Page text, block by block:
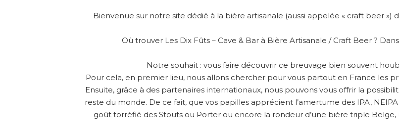
Bienvenue sur notre site dédié à la bière artisanale (aussi appelée « craft beer »)
Où trouver Les Dix Fûts – Cave & Bar à Bière Artisanale / Craft Beer ?
Notre souhait : vous faire découvrir ce breuvage bien souvent
Pour cela, en premier lieu, nous allons chercher pour vous partout en France les
Ensuite, grâce à des partenaires internationaux, nous pouvons vous offrir la
reste du monde. De ce fait, que vos papilles apprécient l’amertume des IPA,
goût torréfié des Stouts ou Porter ou encore la rondeur d’une bière triple Belge,